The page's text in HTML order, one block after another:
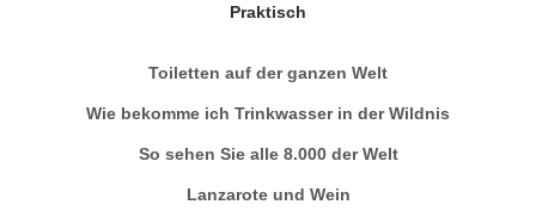
Praktisch
Toiletten auf der ganzen Welt
Wie bekomme ich Trinkwasser in der Wildnis
So sehen Sie alle 8.000 der Welt
Lanzarote und Wein